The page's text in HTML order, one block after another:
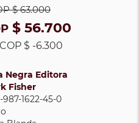
$ 63.000
$ 56.700
COP $ -6.300
Negra Editora
Fisher
987-1622-45-0